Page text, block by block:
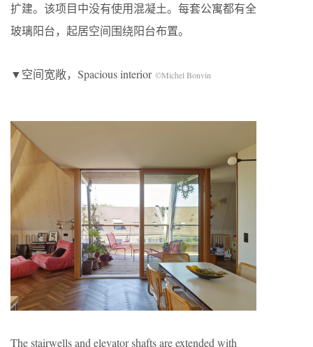
扩建。该项目中没有使用混凝土。每套公寓都有全
玻璃阳台，起居空间围绕阳台布置。
▼空间宽敞，Spacious interior ©Michel Bonvin
The stairwells and elevator shafts are extended with